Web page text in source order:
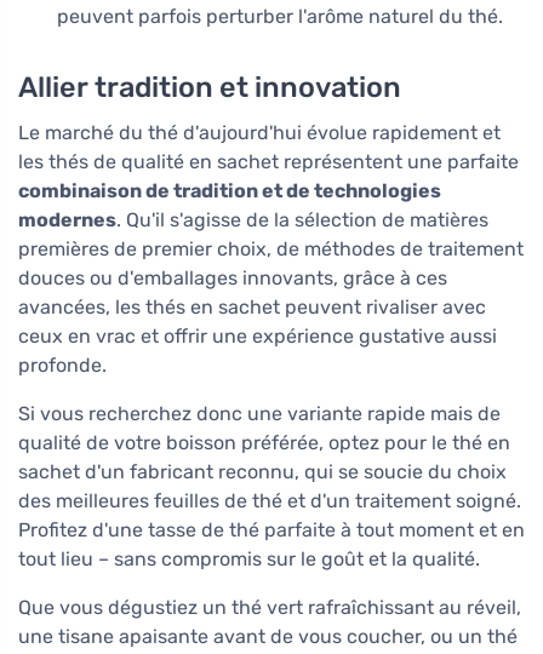
peuvent parfois perturber l'arôme naturel du thé.
Allier tradition et innovation
Le marché du thé d'aujourd'hui évolue rapidement et
les thés de qualité en sachet représentent une parfaite
combinaison de tradition et de technologies
modernes. Qu'il s'agisse de la sélection de matières
premières de premier choix, de méthodes de traitement
douces ou d'emballages innovants, grâce à ces
avancées, les thés en sachet peuvent rivaliser avec
ceux en vrac et offrir une expérience gustative aussi
profonde.
Si vous recherchez donc une variante rapide mais de
qualité de votre boisson préférée, optez pour le thé en
sachet d'un fabricant reconnu, qui se soucie du choix
des meilleures feuilles de thé et d'un traitement soigné.
Profitez d'une tasse de thé parfaite à tout moment et en
tout lieu – sans compromis sur le goût et la qualité.
Que vous dégustiez un thé vert rafraîchissant au réveil,
une tisane apaisante avant de vous coucher, ou un thé